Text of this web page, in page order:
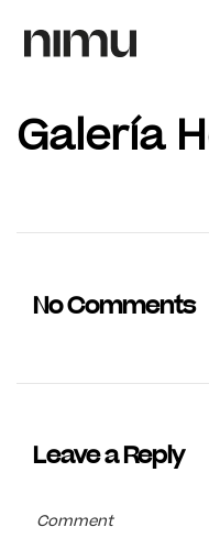
Galería
No Comments
Leave a Reply